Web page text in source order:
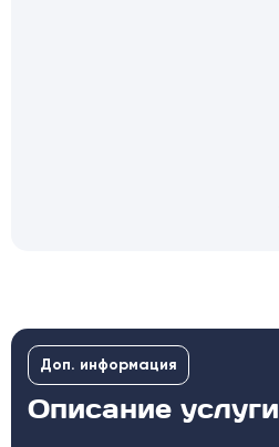
Описание услуги
Доп. информация